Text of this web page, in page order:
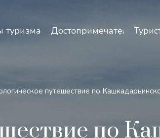
туризма Достопримечательности
путешествие по
по